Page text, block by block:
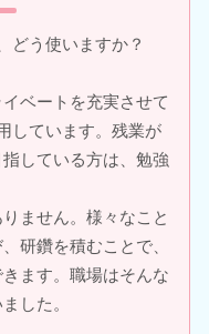
どう使いますか？
ベートを充実させて
しています。残業が
している方は、勉強
ません。様々なこと
研鑽を積むことで、
ます。職場はそんな
した。